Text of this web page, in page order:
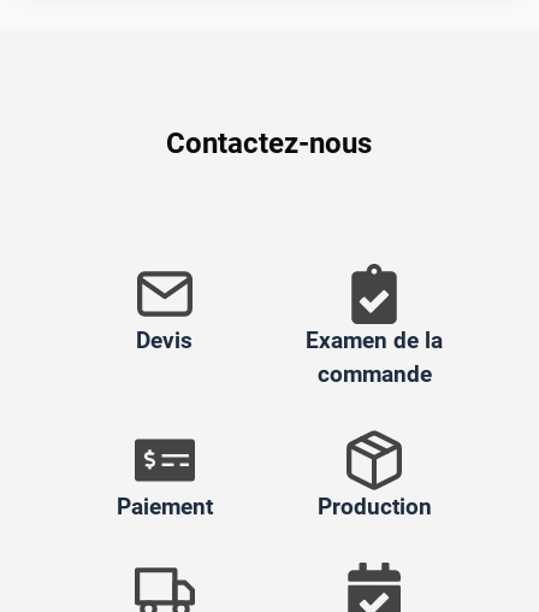
Contactez-nous
Devis
Examen de la
commande
Paiement Production